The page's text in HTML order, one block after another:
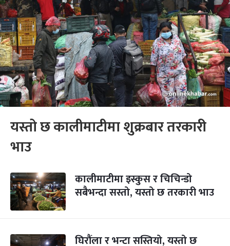
यस्तो छ कालीमाटीमा शुक्रबार तरकारी
भाउ
कालीमाटीमा इस्कुस र चिचिन्डो
सबैभन्दा सस्तो, यस्तो छ तरकारी भाउ
घिरौंला र भन्टा सस्तियो, यस्तो छ